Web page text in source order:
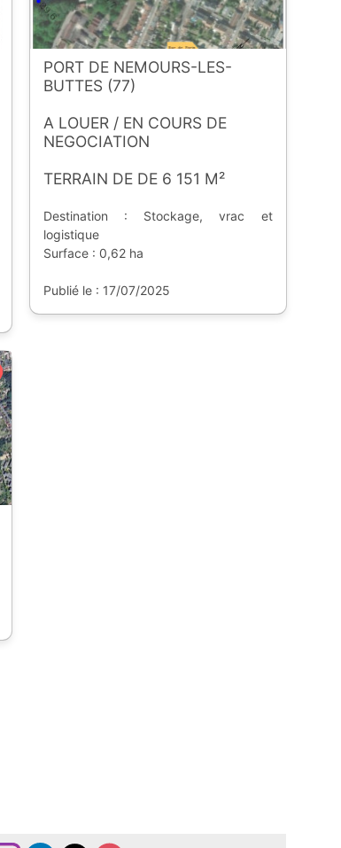
PORT DE NEMOURS-LES-
BUTTES (77)
A LOUER / EN COURS DE
NEGOCIATION
TERRAIN DE DE 6 151 M²
Destination : Stockage, vrac et
logistique
Surface : 0,62 ha
Publié le : 17/07/2025